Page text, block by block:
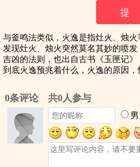
与釜鸣法类似，火逸是指灶火、烛
发现灶火、烛火突然莫名其妙的喷
吉凶的法则，也出自古书《玉匣记
到底火逸预兆着什么，火逸的原因，